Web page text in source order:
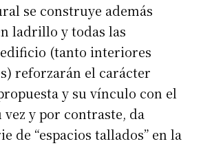
se construye además
ladrillo y todas las
(tanto interiores
reforzarán el carácter
y su vínculo con el
vez y por contraste, da
de “espacios tallados” en la